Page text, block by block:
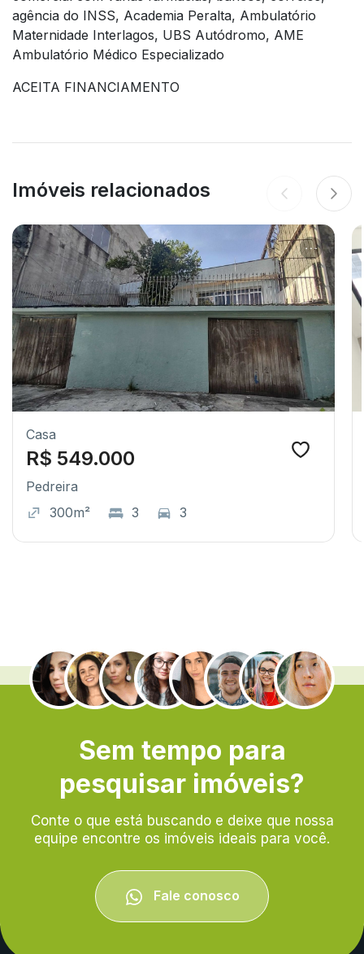
agência do INSS, Academia Peralta, Ambulatório
Maternidade Interlagos, UBS Autódromo, AME
Ambulatório Médico Especializado
ACEITA FINANCIAMENTO
Imóveis relacionados
Casa
R$ 549.000
Pedreira
300m²
3 3
.
Sem tempo para
pesquisar imóveis?
Conte o que está buscando e deixe que nossa
equipe encontre os imóveis ideais para você.
Fale conosco